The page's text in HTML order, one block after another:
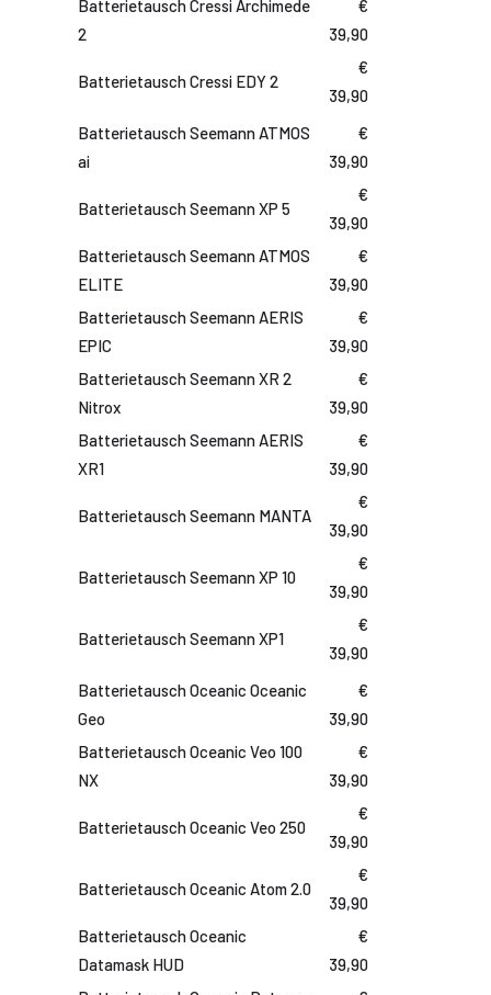
Batterietausch Cressi Archimede
2
€
39,90
Batterietausch Cressi EDY 2
€
39,90
Batterietausch Seemann ATMOS
ai
€
39,90
Batterietausch Seemann XP 5
€
39,90
Batterietausch Seemann ATMOS
ELITE
€
39,90
Batterietausch Seemann AERIS
EPIC
€
39,90
Batterietausch Seemann XR 2
Nitrox
€
39,90
Batterietausch Seemann AERIS
XR1
€
39,90
Batterietausch Seemann MANTA
€
39,90
Batterietausch Seemann XP 10
€
39,90
Batterietausch Seemann XP1
€
39,90
Batterietausch Oceanic Oceanic
Geo
€
39,90
Batterietausch Oceanic Veo 100
NX
€
39,90
Batterietausch Oceanic Veo 250
€
39,90
Batterietausch Oceanic Atom 2.0
€
39,90
Batterietausch Oceanic
Datamask HUD
€
39,90